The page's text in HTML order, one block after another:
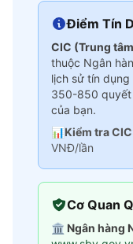
Điểm Tín
CIC (Trung
thuộc Ngân
lịch sử tín
350-850 quyết
của bạn.
📊Kiểm tra
VNĐ/lần
Cơ Quan
🏛️ Ngân hàng